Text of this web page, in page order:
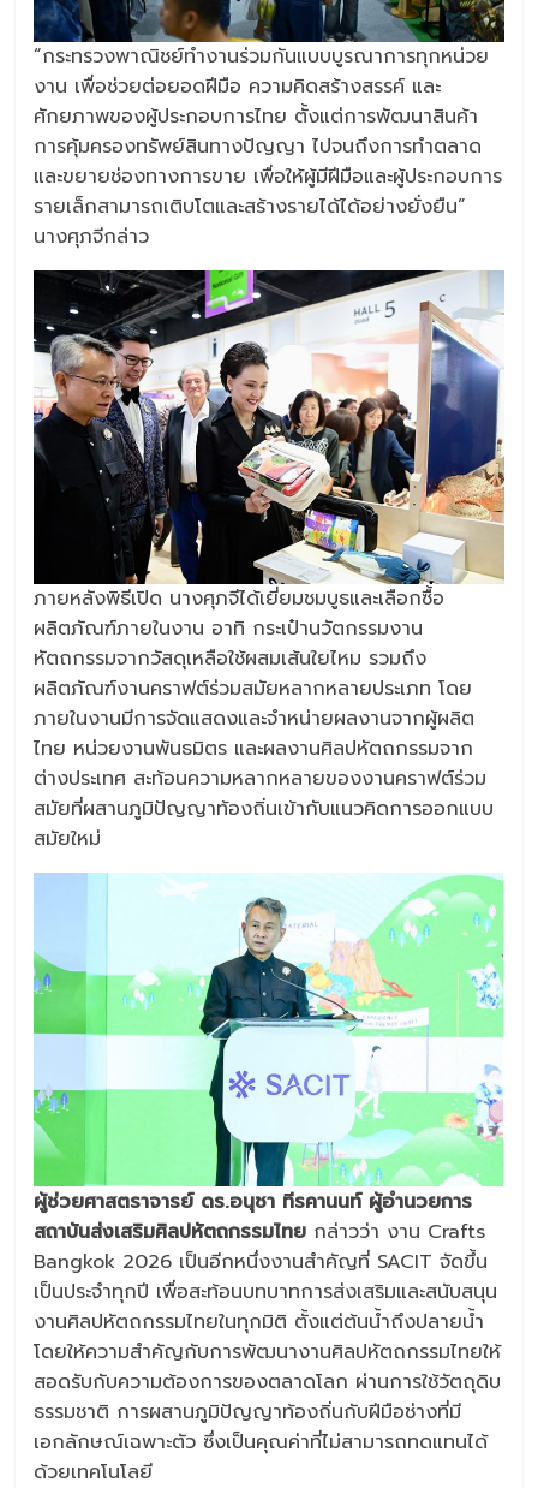
“กระทรวงพาณิชย์ทำงานร่วมกันแบบบูรณาการทุกหน่วย
งาน เพื่อช่วยต่อยอดฝีมือ ความคิดสร้างสรรค์ และ
ศักยภาพของผู้ประกอบการไทย ตั้งแต่การพัฒนาสินค้า
การคุ้มครองทรัพย์สินทางปัญญา ไปจนถึงการทำตลาด
และขยายช่องทางการขาย เพื่อให้ผู้มีฝีมือและผู้ประกอบการ
รายเล็กสามารถเติบโตและสร้างรายได้ได้อย่างยั่งยืน”
นางศุภจีกล่าว
ภายหลังพิธีเปิด นางศุภจีได้เยี่ยมชมบูธและเลือกซื้อ
ผลิตภัณฑ์ภายในงาน อาทิ กระเป๋านวัตกรรมงาน
หัตถกรรมจากวัสดุเหลือใช้ผสมเส้นใยไหม รวมถึง
ผลิตภัณฑ์งานคราฟต์ร่วมสมัยหลากหลายประเภท โดย
ภายในงานมีการจัดแสดงและจำหน่ายผลงานจากผู้ผลิต
ไทย หน่วยงานพันธมิตร และผลงานศิลปหัตถกรรมจาก
ต่างประเทศ สะท้อนความหลากหลายของงานคราฟต์ร่วม
สมัยที่ผสานภูมิปัญญาท้องถิ่นเข้ากับแนวคิดการออกแบบ
สมัยใหม่
ผู้ช่วยศาสตราจารย์ ดร.อนุชา ทีรคานนท์ ผู้อำนวยการ
สถาบันส่งเสริมศิลปหัตถกรรมไทย กล่าวว่า งาน Crafts
Bangkok 2026 เป็นอีกหนึ่งงานสำคัญที่ SACIT จัดขึ้น
เป็นประจำทุกปี เพื่อสะท้อนบทบาทการส่งเสริมและสนับสนุน
งานศิลปหัตถกรรมไทยในทุกมิติ ตั้งแต่ต้นน้ำถึงปลายน้ำ
โดยให้ความสำคัญกับการพัฒนางานศิลปหัตถกรรมไทยให้
สอดรับกับความต้องการของตลาดโลก ผ่านการใช้วัตถุดิบ
ธรรมชาติ การผสานภูมิปัญญาท้องถิ่นกับฝีมือช่างที่มี
เอกลักษณ์เฉพาะตัว ซึ่งเป็นคุณค่าที่ไม่สามารถทดแทนได้
ด้วยเทคโนโลยี